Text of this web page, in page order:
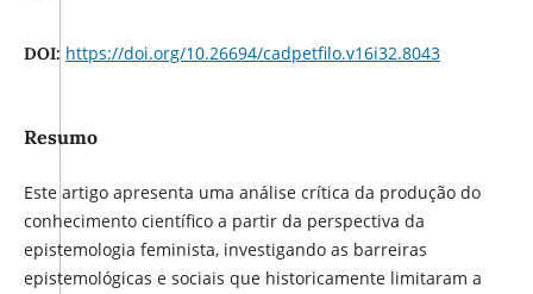
DOI: https://doi.org/10.26694/cadpetfilo.v16i32.8043
Resumo
Este artigo apresenta uma análise crítica da produção do
conhecimento científico a partir da perspectiva da
epistemologia feminista, investigando as barreiras
epistemológicas e sociais que historicamente limitaram a